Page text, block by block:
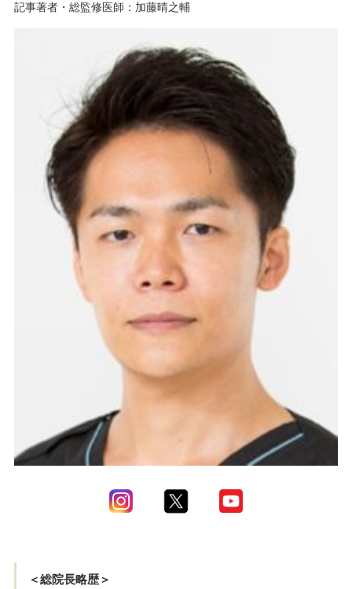
記事著者・総監修医師：加藤晴之輔
＜総院長略歴＞